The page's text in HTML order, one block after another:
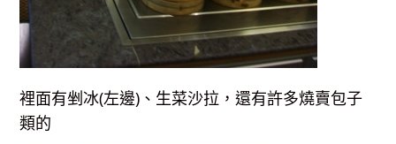
裡面有剉冰(左邊)、生菜沙拉，還有許多燒賣包子
類的